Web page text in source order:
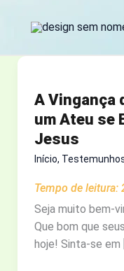
conteúdo
A Vingança
um Ateu se
Jesus
Início,
Tempo de leitura:
Seja muito bem-
Que bom que
hoje! Sinta-se em